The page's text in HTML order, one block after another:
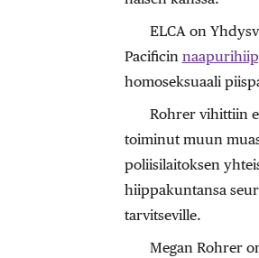
ELCA on
Pacificin
homoseksuaali
Rohrer vihittiin
toiminut muun
poliisilaitoksen
hiippakuntansa
tarvitseville.
Megan Rohrer